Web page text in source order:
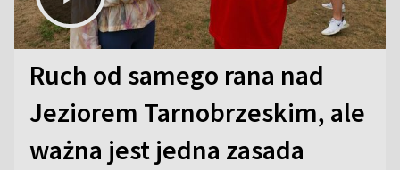
Ruch od samego rana nad
Jeziorem Tarnobrzeskim, ale
ważna jest jedna zasada